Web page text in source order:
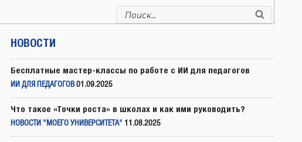
Искать:
НОВОСТИ
Бесплатные мастер-классы по работе с ИИ для педагогов
ИИ ДЛЯ ПЕДАГОГОВ 01.09.2025
Что такое «Точки роста» в школах и как ими руководить?
НОВОСТИ "МОЕГО УНИВЕРСИТЕТА" 11.08.2025